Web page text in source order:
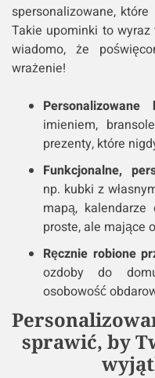
spersonalizowane,
Takie upominki to
wiadomo, że
wrażenie!
Personalizowane
imieniem,
prezenty, które
Funkcjonalne,
np. kubki z
mapą,
proste, ale mające
Ręcznie robione
ozdoby do
osobowość
sprawić, by